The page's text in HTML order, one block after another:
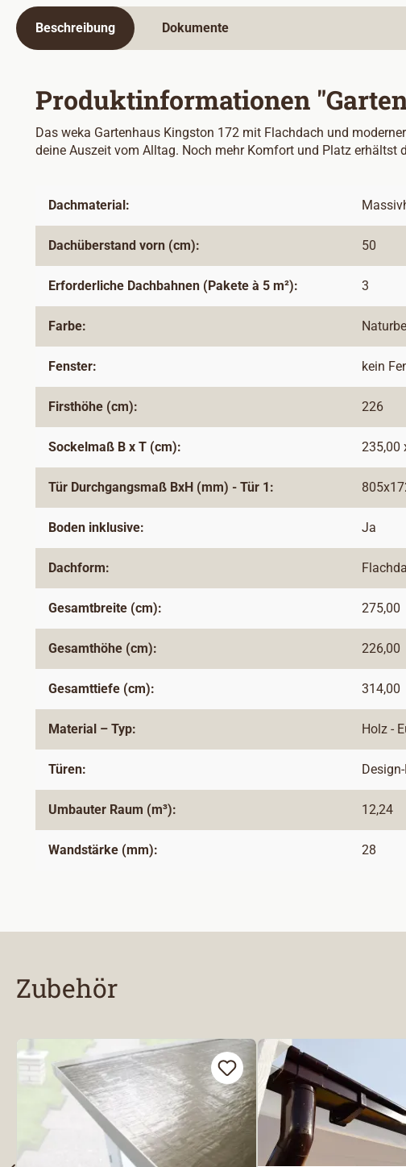
Beschreibung Dokumente
Produktinformationen
Das weka Gartenhaus Kingston 172 mit Flachdach und
deine Auszeit vom Alltag. Noch mehr Komfort und Platz erhältst
Dachmaterial:
Dachüberstand vorn (cm): 50
Erforderliche Dachbahnen (Pakete à 5 m²): 3
Farbe:
Fenster: kein
Firsthöhe (cm): 226
Sockelmaß B x T (cm): 235,00
Tür Durchgangsmaß BxH (mm) - Tür 1:
Boden inklusive: Ja
Dachform:
Gesamtbreite (cm): 275,00
Gesamthöhe (cm): 226,00
Gesamttiefe (cm): 314,00
Material – Typ: Holz -
Türen:
Umbauter Raum (m³): 12,24
Wandstärke (mm): 28
Zubehör